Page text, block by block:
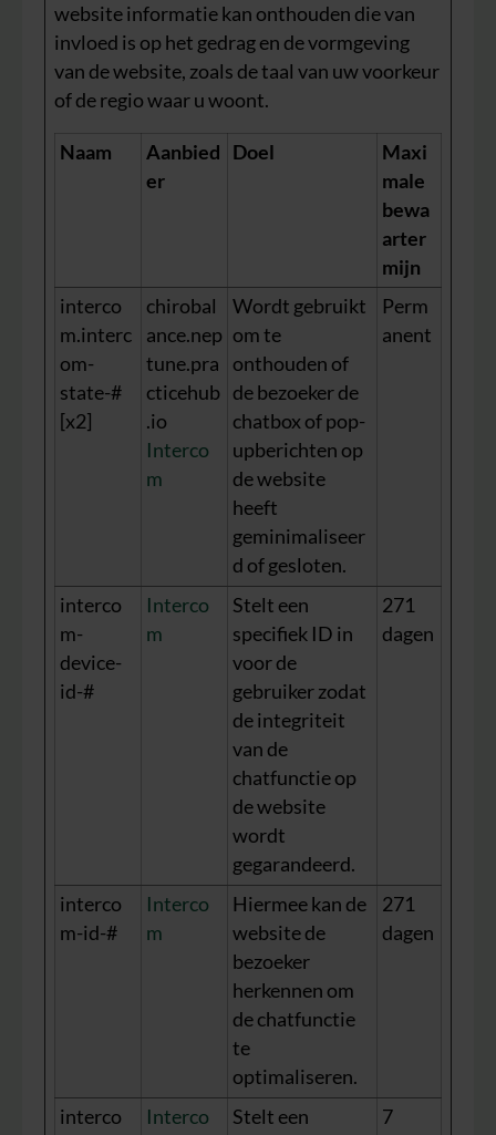
website informatie kan onthouden die van
invloed is op het gedrag en de vormgeving
van de website, zoals de taal van uw voorkeur
of de regio waar u woont.
Naam
Aanbied
er
Doel
Maxi
male
bewa
arter
mijn
interco
m.interc
om-
state-#
[x2]
chirobal
ance.nep
tune.pra
cticehub
.io
Interco
m
Wordt gebruikt
om te
onthouden of
de bezoeker de
chatbox of pop-
upberichten op
de website
heeft
geminimaliseer
d of gesloten.
Perm
anent
interco
m-
device-
id-#
Interco
m
Stelt een
specifiek ID in
voor de
gebruiker zodat
de integriteit
van de
chatfunctie op
de website
wordt
gegarandeerd.
271
dagen
interco
m-id-#
Interco
m
Hiermee kan de
website de
bezoeker
herkennen om
de chatfunctie
te
optimaliseren.
271
dagen
interco
Interco
Stelt een
7